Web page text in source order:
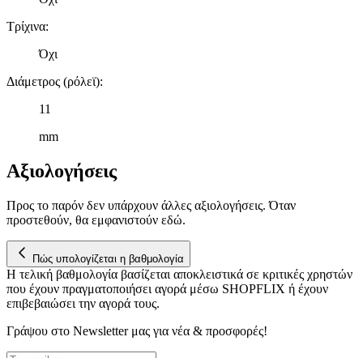
πληροφορίες σχετικά με την από μέρους σας χρήση της
τοποθεσίας μας στους συνεργάτες μέσων κοινωνικής
δικτύωσης, διαφημίσεων και ανάλυσης.
Τρίχινα:
Όχι
Διάμετρος (ρόλεϊ):
11
mm
Αξιολογήσεις
Προς το παρόν δεν υπάρχουν άλλες αξιολογήσεις. Όταν
προστεθούν, θα εμφανιστούν εδώ.
Πώς υπολογίζεται η βαθμολογία
Η τελική βαθμολογία βασίζεται αποκλειστικά σε κριτικές χρηστών
που έχουν πραγματοποιήσει αγορά μέσω SHOPFLIX ή έχουν
επιβεβαιώσει την αγορά τους.
Γράψου στο Νewsletter μας για νέα & προσφορές!